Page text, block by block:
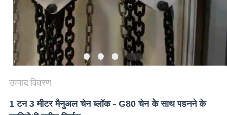
उत्पाद विवरण
1 टन 3 मीटर मैनुअल चेन ब्लॉक - G80 चेन के साथ पहनने के